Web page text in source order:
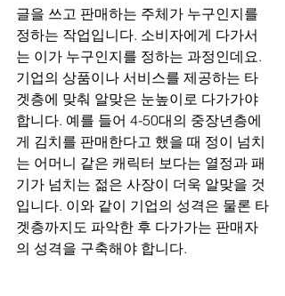
글을 쓰고 판매하는 주체가 누구인지를
정하는 작업입니다. 소비자에게 다가서
는 이가 누구인지를 정하는 과정인데요.
기업의 상품이나 서비스를 제공하는 타
겟층에 맞춰 알맞은 눈높이로 다가가야
합니다. 예를 들어 4-50대의 중장년층에
게 김치를 판매한다고 했을 때 정이 넘치
는 어머니 같은 캐릭터 보다는 열정과 패
기가 넘치는 젊은 사장이 더욱 알맞을 것
입니다. 이와 같이 기업의 성격은 물론 타
겟층까지도 파악한 후 다가가는 판매자
의 성격을 구축해야 합니다.